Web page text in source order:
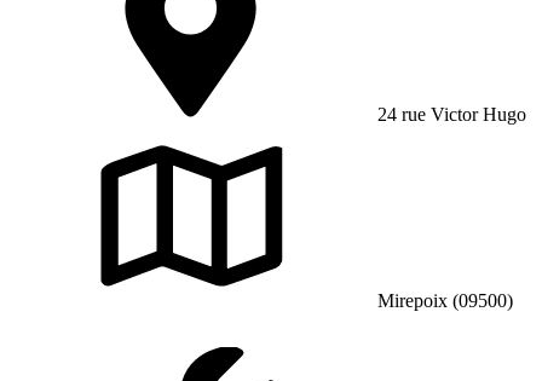
24 rue Victor Hugo
Mirepoix (09500)